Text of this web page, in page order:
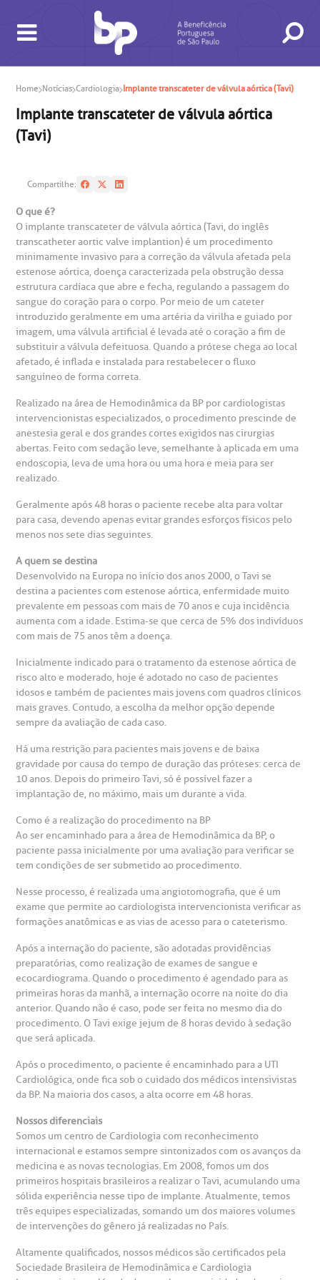
de consultas e exames
in antecipado
de exames
de Exames
SAC
A BP conta com você para melhorar sempre a qualidade do
atendimento e dos serviços prestados.
A Ouvidoria e SAC são canais para você, cliente da BP, tirar
relacionados ao nosso atendimento e aos nossos serviços.
Horário de atendimento: 2ª a 6ª feira das 7h às 18h
(11)3505-1000
ouvidoria@bp.org.br
Fale Conosco
Hospital BP
Saiba mais
Endereço:
Rua Maestro Cardim, 769
CEP: 01323-001 | Bela Vista
São Paulo - SP
BP Mirante
Saiba mais
Endereço:
R. Martiniano de Carvalho, 965
CEP: 01323-001 | Bela Vista
São Paulo - SP
Clínica Medicina da Mulher
Saiba mais
Endereço:
R. Colômbia, 332
CEP: 01438-000 | Jardim Paulista
São Paulo - SP
e Pesquisa
do médico
de conduta
Financeiras
social da BP
corporativa
social
a BP
Conosco
de Benchmarking
Telemedicina BP
Teleinterconsulta
Centro de Doenças Autoimunes
de atendimento
de Infarto SUS
de Visita
socorro
de cópia de prontuário médico
de orçamento particular
atendimento
Cirurgia
frequentes
de Sangue
de órgãos
e perdidos
de Oncologia e Hematologia
de Excelência em Neurologia e
de Excelência em Ortopedia
Home Notícias Cardiologia Implante transcateter de válvula aórtica (Tavi)
Implante transcateter de válvula aórtica
(Tavi)
Compartilhe:
O que é?
O implante transcateter de válvula aórtica (Tavi, do inglês
transcatheter aortic valve implantion) é um procedimento
minimamente invasivo para a correção da válvula afetada pela
estenose aórtica, doença caracterizada pela obstrução dessa
estrutura cardíaca que abre e fecha, regulando a passagem do
sangue do coração para o corpo. Por meio de um cateter
introduzido geralmente em uma artéria da virilha e guiado por
imagem, uma válvula artificial é levada até o coração a fim de
substituir a válvula defeituosa. Quando a prótese chega ao local
afetado, é inflada e instalada para restabelecer o fluxo
sanguíneo de forma correta.
Realizado na área de Hemodinâmica da BP por cardiologistas
intervencionistas especializados, o procedimento prescinde de
anestesia geral e dos grandes cortes exigidos nas cirurgias
abertas. Feito com sedação leve, semelhante à aplicada em uma
endoscopia, leva de uma hora ou uma hora e meia para ser
realizado.
Geralmente após 48 horas o paciente recebe alta para voltar
para casa, devendo apenas evitar grandes esforços físicos pelo
menos nos sete dias seguintes.
A quem se destina
Desenvolvido na Europa no início dos anos 2000, o Tavi se
destina a pacientes com estenose aórtica, enfermidade muito
prevalente em pessoas com mais de 70 anos e cuja incidência
aumenta com a idade. Estima-se que cerca de 5% dos indivíduos
com mais de 75 anos têm a doença.
Inicialmente indicado para o tratamento da estenose aórtica de
risco alto e moderado, hoje é adotado no caso de pacientes
idosos e também de pacientes mais jovens com quadros clínicos
mais graves. Contudo, a escolha da melhor opção depende
sempre da avaliação de cada caso.
Há uma restrição para pacientes mais jovens e de baixa
gravidade por causa do tempo de duração das próteses: cerca de
10 anos. Depois do primeiro Tavi, só é possível fazer a
implantação de, no máximo, mais um durante a vida.
Como é a realização do procedimento na BP
Ao ser encaminhado para a área de Hemodinâmica da BP, o
paciente passa inicialmente por uma avaliação para verificar se
tem condições de ser submetido ao procedimento.
Nesse processo, é realizada uma angiotomografia, que é um
exame que permite ao cardiologista intervencionista verificar as
formações anatômicas e as vias de acesso para o cateterismo.
Após a internação do paciente, são adotadas providências
preparatórias, como realização de exames de sangue e
ecocardiograma. Quando o procedimento é agendado para as
primeiras horas da manhã, a internação ocorre na noite do dia
anterior. Quando não é caso, pode ser feita no mesmo dia do
procedimento. O Tavi exige jejum de 8 horas devido à sedação
que será aplicada.
Após o procedimento, o paciente é encaminhado para a UTI
Cardiológica, onde fica sob o cuidado dos médicos intensivistas
da BP. Na maioria dos casos, a alta ocorre em 48 horas.
Nossos diferenciais
Somos um centro de Cardiologia com reconhecimento
internacional e estamos sempre sintonizados com os avanços da
medicina e as novas tecnologias. Em 2008, fomos um dos
primeiros hospitais brasileiros a realizar o Tavi, acumulando uma
sólida experiência nesse tipo de implante. Atualmente, temos
três equipes especializadas, somando um dos maiores volumes
de intervenções do gênero já realizadas no País.
Altamente qualificados, nossos médicos são certificados pela
Sociedade Brasileira de Hemodinâmica e Cardiologia